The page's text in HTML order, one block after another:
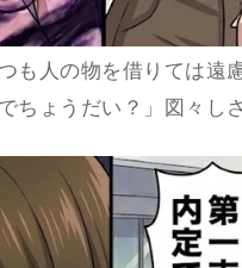
も人の物を借りては遠
ょうだい？」図々し